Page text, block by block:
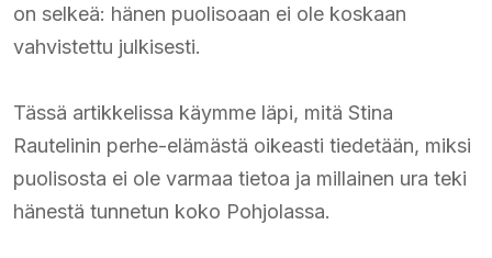
on selkeä: hänen puolisoaan ei ole koskaan
vahvistettu julkisesti.
Tässä artikkelissa käymme läpi, mitä Stina
Rautelinin perhe-elämästä oikeasti tiedetään, miksi
puolisosta ei ole varmaa tietoa ja millainen ura teki
hänestä tunnetun koko Pohjolassa.